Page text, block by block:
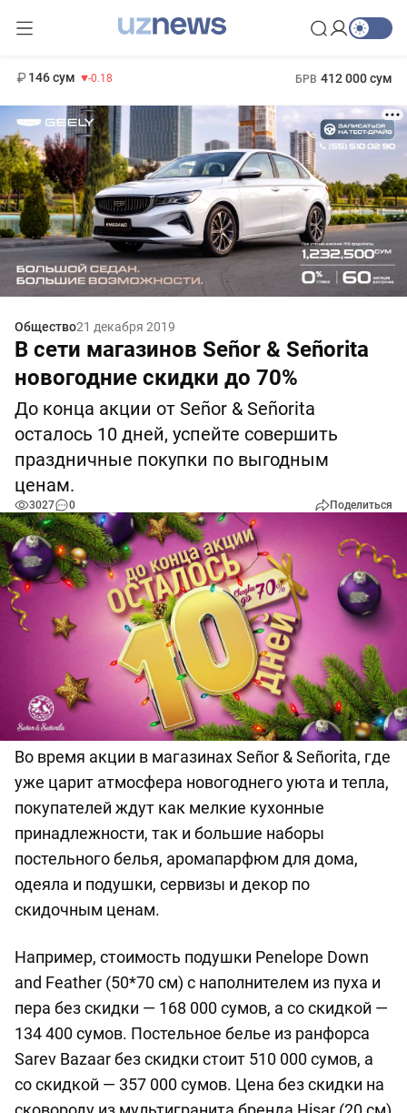
146 сум -0.18 БРВ 412 000 сум
Общество21 декабря 2019
В сети магазинов Señor & Señorita
новогодние скидки до 70%
До конца акции от Señor & Señorita
осталось 10 дней, успейте совершить
праздничные покупки по выгодным
ценам.
3027 0 Поделиться
Во время акции в магазинах Señor & Señorita, где
уже царит атмосфера новогоднего уюта и тепла,
покупателей ждут как мелкие кухонные
принадлежности, так и большие наборы
постельного белья, аромапарфюм для дома,
одеяла и подушки, сервизы и декор по
скидочным ценам.
Например, стоимость подушки Penelope Down
and Feather (50*70 см) с наполнителем из пуха и
пера без скидки — 168 000 сумов, а со скидкой —
134 400 сумов. Постельное белье из ранфорса
Sarev Bazaar без скидки стоит 510 000 сумов, а
со скидкой — 357 000 сумов. Цена без скидки на